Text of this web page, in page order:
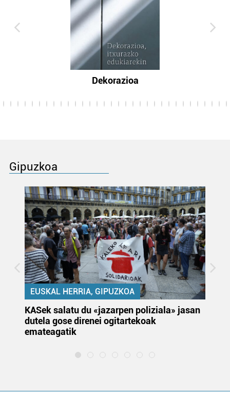
Dekorazioa
Gipuzkoa
EUSKAL HERRIA, GIPUZKOA
KASek salatu du «jazarpen poliziala» jasan
dutela gose direnei ogitartekoak
emateagatik